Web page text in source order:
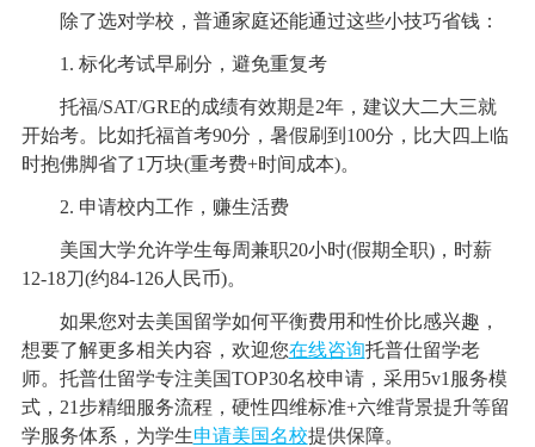
除了选对学校，普通家庭还能通过这些小技巧省钱：
1. 标化考试早刷分，避免重复考
托福/SAT/GRE的成绩有效期是2年，建议大二大三就
开始考。比如托福首考90分，暑假刷到100分，比大四上临
时抱佛脚省了1万块(重考费+时间成本)。
2. 申请校内工作，赚生活费
美国大学允许学生每周兼职20小时(假期全职)，时薪
12-18刀(约84-126人民币)。
如果您对去美国留学如何平衡费用和性价比感兴趣，
想要了解更多相关内容，欢迎您在线咨询托普仕留学老
师。托普仕留学专注美国TOP30名校申请，采用5v1服务模
式，21步精细服务流程，硬性四维标准+六维背景提升等留
学服务体系，为学生申请美国名校提供保障。